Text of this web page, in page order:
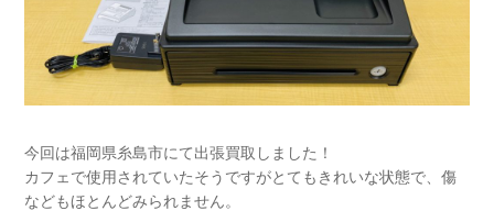
今回は福岡県糸島市にて出張買取しました！
カフェで使用されていたそうですがとてもきれいな状態で、傷
などもほとんどみられません。